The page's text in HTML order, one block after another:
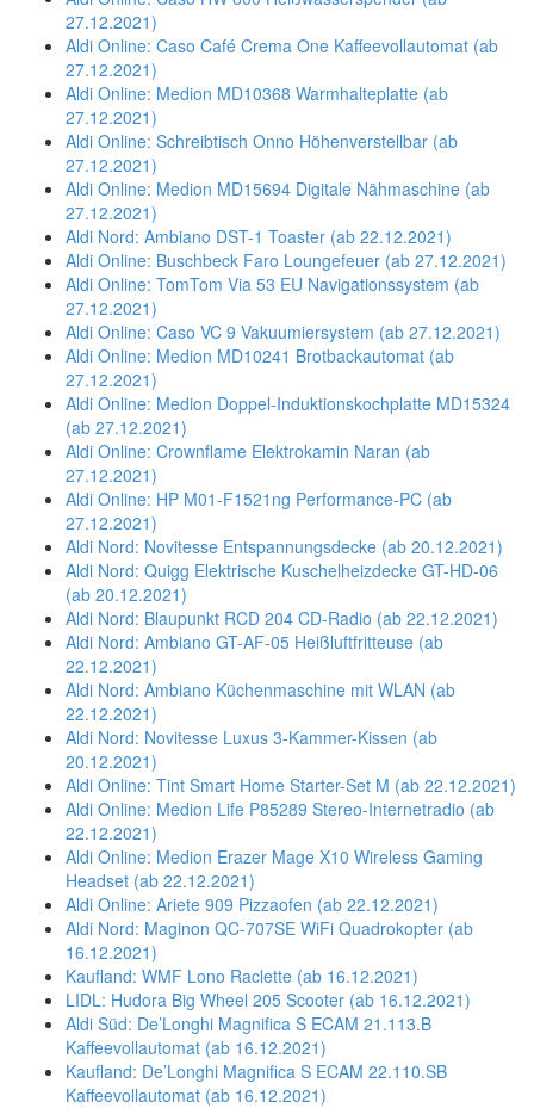
27.12.2021)
Aldi Online: Caso Café Crema One Kaffeevollautomat (ab
27.12.2021)
Aldi Online: Medion MD10368 Warmhalteplatte (ab
27.12.2021)
Aldi Online: Schreibtisch Onno Höhenverstellbar (ab
27.12.2021)
Aldi Online: Medion MD15694 Digitale Nähmaschine (ab
27.12.2021)
Aldi Nord: Ambiano DST-1 Toaster (ab 22.12.2021)
Aldi Online: Buschbeck Faro Loungefeuer (ab 27.12.2021)
Aldi Online: TomTom Via 53 EU Navigationssystem (ab
27.12.2021)
Aldi Online: Caso VC 9 Vakuumiersystem (ab 27.12.2021)
Aldi Online: Medion MD10241 Brotbackautomat (ab
27.12.2021)
Aldi Online: Medion Doppel-Induktionskochplatte MD15324
(ab 27.12.2021)
Aldi Online: Crownflame Elektrokamin Naran (ab
27.12.2021)
Aldi Online: HP M01-F1521ng Performance-PC (ab
27.12.2021)
Aldi Nord: Novitesse Entspannungsdecke (ab 20.12.2021)
Aldi Nord: Quigg Elektrische Kuschelheizdecke GT-HD-06
(ab 20.12.2021)
Aldi Nord: Blaupunkt RCD 204 CD-Radio (ab 22.12.2021)
Aldi Nord: Ambiano GT-AF-05 Heißluftfritteuse (ab
22.12.2021)
Aldi Nord: Ambiano Küchenmaschine mit WLAN (ab
22.12.2021)
Aldi Nord: Novitesse Luxus 3-Kammer-Kissen (ab
20.12.2021)
Aldi Online: Tint Smart Home Starter-Set M (ab 22.12.2021)
Aldi Online: Medion Life P85289 Stereo-Internetradio (ab
22.12.2021)
Aldi Online: Medion Erazer Mage X10 Wireless Gaming
Headset (ab 22.12.2021)
Aldi Online: Ariete 909 Pizzaofen (ab 22.12.2021)
Aldi Nord: Maginon QC-707SE WiFi Quadrokopter (ab
16.12.2021)
Kaufland: WMF Lono Raclette (ab 16.12.2021)
LIDL: Hudora Big Wheel 205 Scooter (ab 16.12.2021)
Aldi Süd: De’Longhi Magnifica S ECAM 21.113.B
Kaffeevollautomat (ab 16.12.2021)
Kaufland: De’Longhi Magnifica S ECAM 22.110.SB
Kaffeevollautomat (ab 16.12.2021)